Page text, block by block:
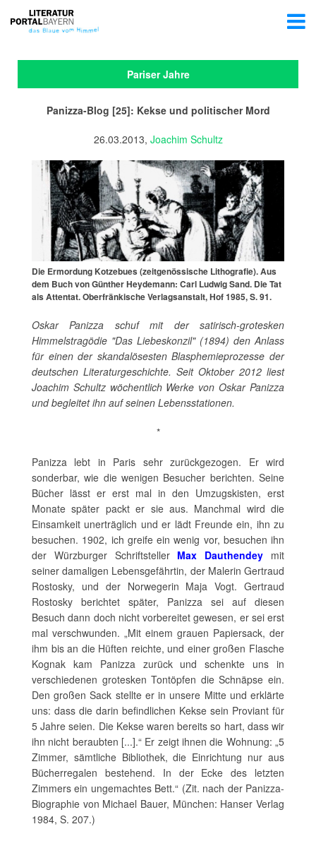
Pariser Jahre
Panizza-Blog [25]: Kekse und politischer Mord
26.03.2013, Joachim Schultz
Die Ermordung Kotzebues (zeitgenössische Lithografie). Aus
dem Buch von Günther Heydemann: Carl Ludwig Sand. Die Tat
als Attentat. Oberfränkische Verlagsanstalt, Hof 1985, S. 91.
Oskar Panizza schuf mit der satirisch-grotesken
Himmelstragödie "Das Liebeskonzil" (1894) den Anlass
für einen der skandalösesten Blasphemieprozesse der
deutschen Literaturgeschichte. Seit Oktober 2012 liest
Joachim Schultz wöchentlich Werke von Oskar Panizza
und begleitet ihn auf seinen Lebensstationen.
*
Panizza lebt in Paris sehr zurückgezogen. Er wird
sonderbar, wie die wenigen Besucher berichten. Seine
Bücher lässt er erst mal in den Umzugskisten, erst
Monate später packt er sie aus. Manchmal wird die
Einsamkeit unerträglich und er lädt Freunde ein, ihn zu
besuchen. 1902, ich greife ein wenig vor, besuchen ihn
der Würzburger Schriftsteller Max Dauthendey mit
seiner damaligen Lebensgefährtin, der Malerin Gertraud
Rostosky, und der Norwegerin Maja Vogt. Gertraud
Rostosky berichtet später, Panizza sei auf diesen
Besuch dann doch nicht vorbereitet gewesen, er sei erst
mal verschwunden. „Mit einem grauen Papiersack, der
ihm bis an die Hüften reichte, und einer großen Flasche
Kognak kam Panizza zurück und schenkte uns in
verschiedenen grotesken Tontöpfen die Schnäpse ein.
Den großen Sack stellte er in unsere Mitte und erklärte
uns: dass die darin befindlichen Kekse sein Proviant für
5 Jahre seien. Die Kekse waren bereits so hart, dass wir
ihn nicht beraubten [...].“ Er zeigt ihnen die Wohnung: „5
Zimmer, sämtliche Bibliothek, die Einrichtung nur aus
Bücherregalen bestehend. In der Ecke des letzten
Zimmers ein ungemachtes Bett.“ (Zit. nach der Panizza-
Biographie von Michael Bauer, München: Hanser Verlag
1984, S. 207.)